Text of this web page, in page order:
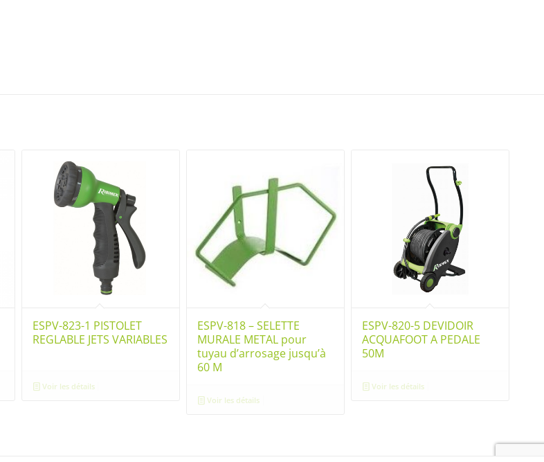
ESPV-823-1 PISTOLET
REGLABLE JETS VARIABLES
Voir les détails
ESPV-818 – SELETTE
MURALE METAL pour
tuyau d’arrosage jusqu’à
60 M
Voir les détails
ESPV-820-5 DEVIDOIR
ACQUAFOOT A PEDALE
50M
Voir les détails